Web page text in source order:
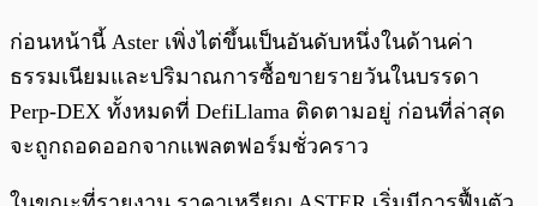
ก่อนหน้านี้ Aster เพิ่งไต่ขึ้นเป็นอันดับหนึ่งในด้านค่า
ธรรมเนียมและปริมาณการซื้อขายรายวันในบรรดา
Perp-DEX ทั้งหมดที่ DefiLlama ติดตามอยู่ ก่อนที่ล่าสุด
จะถูกถอดออกจากแพลตฟอร์มชั่วคราว